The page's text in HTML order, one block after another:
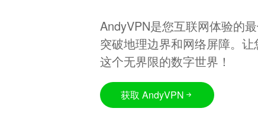
AndyVPN是您互联网体验的
突破地理边界和网络屏障。
这个无界限的数字世界！
获取 AndyVPN